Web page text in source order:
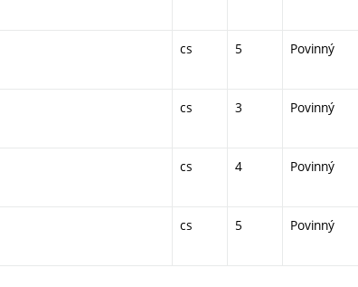
cs 5 Povinný
cs 3 Povinný
cs 4 Povinný
cs 5 Povinný